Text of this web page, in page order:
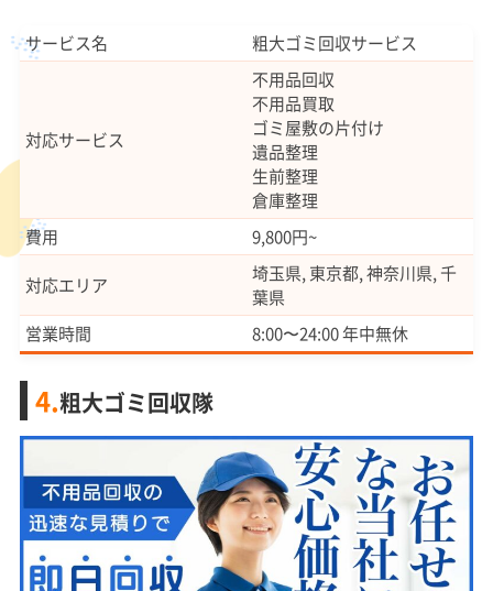
サービス名 粗大ゴミ回収サービス
対応サービス
不用品回収
不用品買取
ゴミ屋敷の片付け
遺品整理
生前整理
倉庫整理
費用
9,800円~
対応エリア
埼玉県, 東京都, 神奈川県, 千
葉県
営業時間
8:00〜24:00 年中無休
4.粗大ゴミ回収隊